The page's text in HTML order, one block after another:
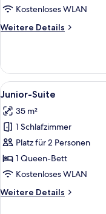
Kostenloses WLAN
Weitere Details
Weitere
Doppelzimmer
Alle
Fotos
für
Junior-
Suite
anzeigen
2
Junior-Suite
35 m²
1 Schlafzimmer
Platz für 2 Personen
1 Queen-Bett
Kostenloses WLAN
Weitere Details
Weitere